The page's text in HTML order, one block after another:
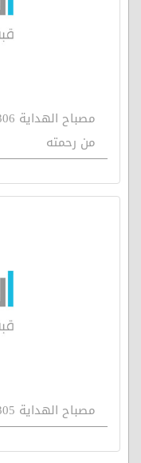
من رحمته
مصباح الهداية 305 - طلب المغفرة مقدّمة للمناجاة